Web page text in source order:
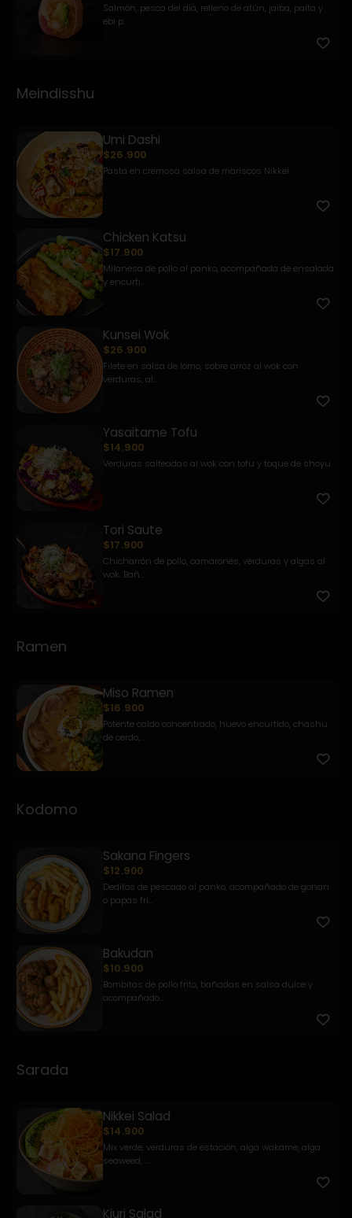
Salmón, pesca del día, relleno de atún, jaiba, palta y
ebi p...
Meindisshu
Umi Dashi
$26.900
Pasta en cremosa salsa de mariscos Nikkei.
Chicken Katsu
$17.900
Milanesa de pollo al panko, acompañada de ensalada
y encurti...
Kunsei Wok
$26.900
Filete en salsa de lomo, sobre arroz al wok con
verduras, al...
Yasaitame Tofu
$14.900
Verduras salteadas al wok con tofu y toque de shoyu
Tori Saute
$17.900
Chicharrón de pollo, camarones, verduras y algas al
wok. Bañ...
Ramen
Miso Ramen
$16.900
Potente caldo concentrado, huevo encurtido, chashu
de cerdo,...
Kodomo
Sakana Fingers
$12.900
Deditos de pescado al panko, acompañado de gohan
o papas fri...
Bakudan
$10.900
Bombitas de pollo frito, bañadas en salsa dulce y
acompañado...
Sarada
Nikkei Salad
$14.900
Mix verde, verduras de estación, alga wakame, alga
seaweed, ...
Kiuri Salad